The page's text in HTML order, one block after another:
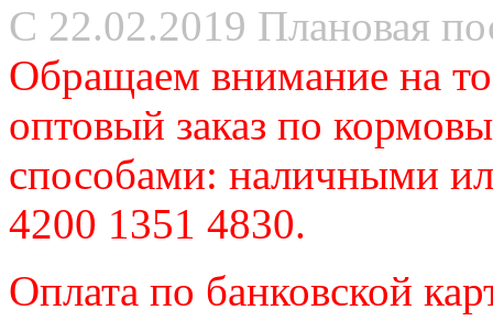
С 22.02.2019 Плановая
Обращаем внимание на
оптовый заказ по
способами: наличными
4200 1351 4830.
Оплата по банковской